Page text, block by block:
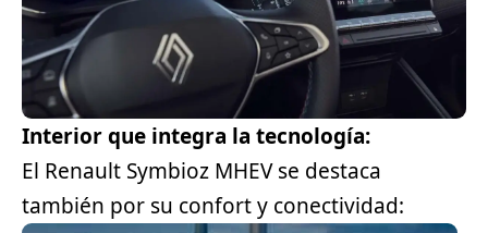
Interior que integra la tecnología:
El Renault Symbioz MHEV se destaca
también por su confort y conectividad: